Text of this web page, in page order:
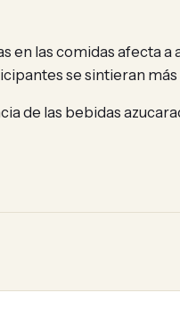
las comidas afecta
se sintieran más
de las bebidas